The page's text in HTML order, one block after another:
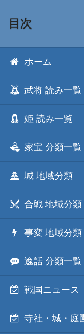
目次
ホーム
武将 読み一覧
姫 読み一覧
家宝 分類一覧
城 地域分類
合戦 地域分類
事変 地域分類
逸話 分類一覧
戦国ニュース
寺社・城・庭